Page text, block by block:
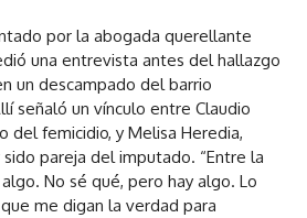
por la abogada querellante
una entrevista antes del hallazgo
un descampado del barrio
señaló un vínculo entre Claudio
del femicidio, y Melisa Heredia,
pareja del imputado. “Entre la
No sé qué, pero hay algo. Lo
me digan la verdad para